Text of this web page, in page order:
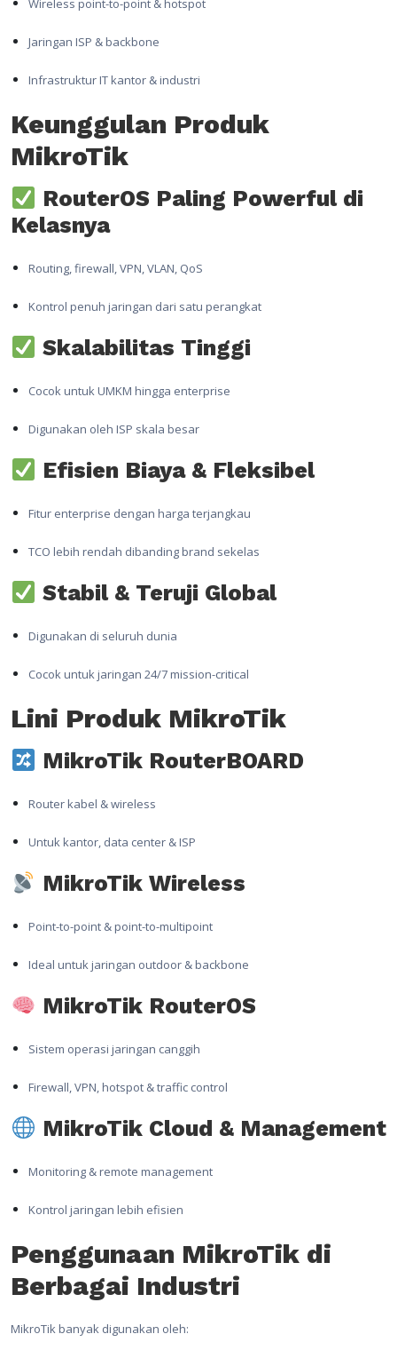
Wireless point-to-point & hotspot
Jaringan ISP & backbone
Infrastruktur IT kantor & industri
Keunggulan Produk
MikroTik
RouterOS Paling Powerful di
Kelasnya
Routing, firewall, VPN, VLAN, QoS
Kontrol penuh jaringan dari satu perangkat
Skalabilitas Tinggi
Cocok untuk UMKM hingga enterprise
Digunakan oleh ISP skala besar
Efisien Biaya & Fleksibel
Fitur enterprise dengan harga terjangkau
TCO lebih rendah dibanding brand sekelas
Stabil & Teruji Global
Digunakan di seluruh dunia
Cocok untuk jaringan 24/7 mission-critical
Lini Produk MikroTik
MikroTik RouterBOARD
Router kabel & wireless
Untuk kantor, data center & ISP
MikroTik Wireless
Point-to-point & point-to-multipoint
Ideal untuk jaringan outdoor & backbone
MikroTik RouterOS
Sistem operasi jaringan canggih
Firewall, VPN, hotspot & traffic control
MikroTik Cloud & Management
Monitoring & remote management
Kontrol jaringan lebih efisien
Penggunaan MikroTik di
Berbagai Industri
MikroTik banyak digunakan oleh: